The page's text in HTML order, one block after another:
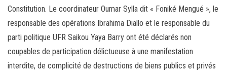
Constitution. Le coordinateur Oumar Sylla dit « Foniké Mengué », le
responsable des opérations Ibrahima Diallo et le responsable du
parti politique UFR Saikou Yaya Barry ont été déclarés non
coupables de participation délictueuse à une manifestation
interdite, de complicité de destructions de biens publics et privés